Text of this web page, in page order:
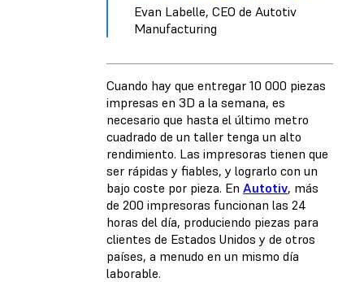
Evan Labelle, CEO de Autotiv
Manufacturing
Cuando hay que entregar 10 000 piezas
impresas en 3D a la semana, es
necesario que hasta el último metro
cuadrado de un taller tenga un alto
rendimiento. Las impresoras tienen que
ser rápidas y fiables, y lograrlo con un
bajo coste por pieza. En Autotiv, más
de 200 impresoras funcionan las 24
horas del día, produciendo piezas para
clientes de Estados Unidos y de otros
países, a menudo en un mismo día
laborable.